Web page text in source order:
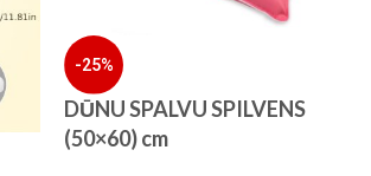
-25%
DŪNU SPALVU SPILVENS
(50×60) cm